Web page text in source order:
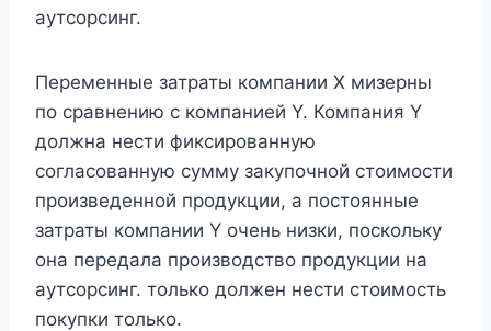
аутсорсинг.
Переменные затраты компании X мизерны
по сравнению с компанией Y. Компания Y
должна нести фиксированную
согласованную сумму закупочной стоимости
произведенной продукции, а постоянные
затраты компании Y очень низки, поскольку
она передала производство продукции на
аутсорсинг. только должен нести стоимость
покупки только.